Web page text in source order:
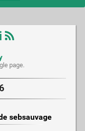
page.
sebsauvage